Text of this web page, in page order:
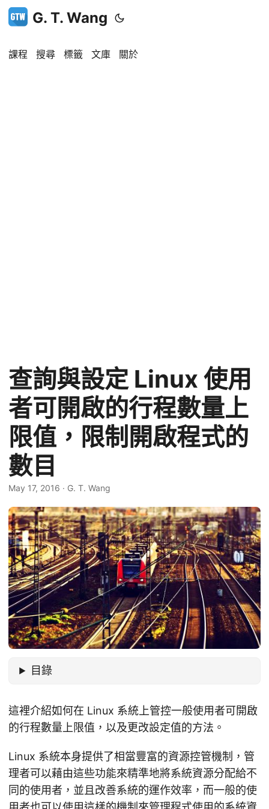
G. T. Wang
課程 搜尋 標籤 文庫 關於
查詢與設定 Linux 使用
者可開啟的行程數量上
限值，限制開啟程式的
數目
May 17, 2016 · G. T. Wang
目錄
這裡介紹如何在 Linux 系統上管控一般使用者可開啟
的行程數量上限值，以及更改設定值的方法。
Linux 系統本身提供了相當豐富的資源控管機制，管
理者可以藉由這些功能來精準地將系統資源分配給不
同的使用者，並且改善系統的運作效率，而一般的使